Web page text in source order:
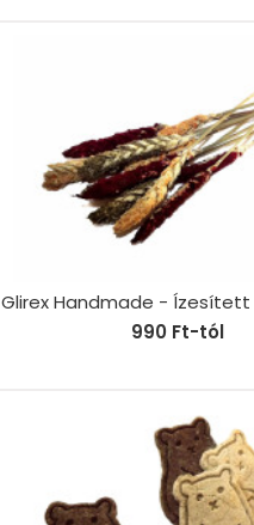
Glirex Handmade - Ízesített
990 Ft-tól